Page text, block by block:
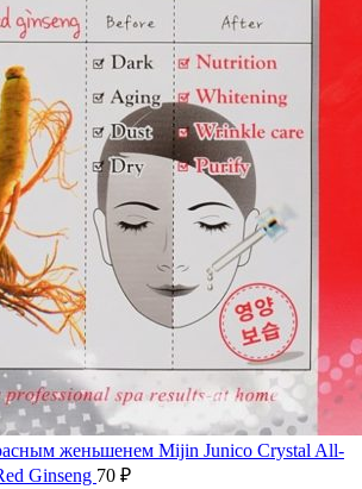
женьшенем Mijin Junico Crystal All-
Ginseng 70 ₽